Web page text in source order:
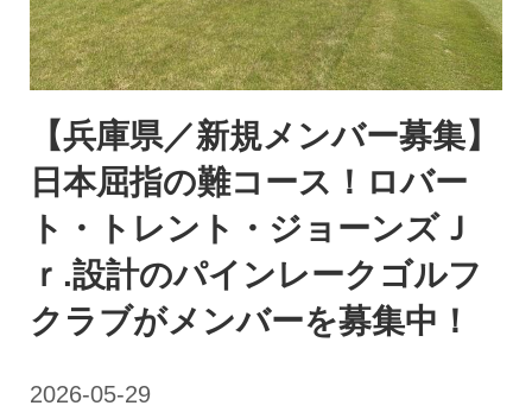
【兵庫県／新規メンバー募集】
日本屈指の難コース！ロバー
ト・トレント・ジョーンズＪ
ｒ.設計のパインレークゴルフ
クラブがメンバーを募集中！